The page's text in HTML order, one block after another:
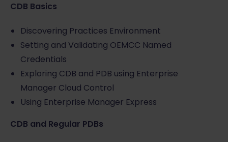
CDB Basics
Discovering Practices Environment
Setting and Validating OEMCC Named
Credentials
Exploring CDB and PDB using Enterprise
Manager Cloud Control
Using Enterprise Manager Express
CDB and Regular PDBs